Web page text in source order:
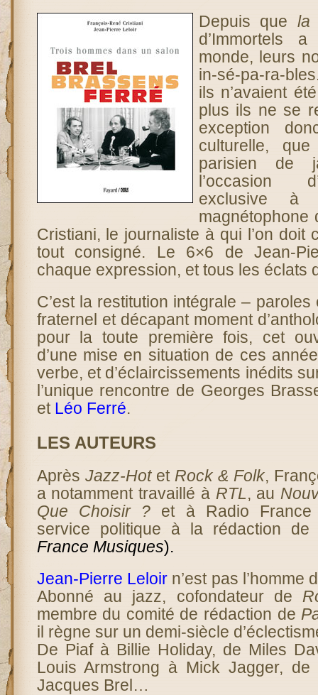
Depuis que la
d’Immortels
monde, leurs
in-sé-pa-ra-
ils n’avaient
plus ils ne se
exception
culturelle,
parisien de
l’occasion
exclusive
magnétophone
Cristiani, le journaliste à qui l’on doit
tout consigné. Le 6×6 de Jean-
chaque expression, et tous les éclats
C’est la restitution intégrale –
fraternel et décapant moment
pour la toute première fois, cet
d’une mise en situation de ces
verbe, et d’éclaircissements inédits
l’unique rencontre de Georges
et Léo Ferré.
LES AUTEURS
Après Jazz-Hotet Rock & Folk,
a notamment travaillé à RTL, au
Que Choisir ? et à Radio France
service politique à la rédaction
France Musiques).
Jean-Pierre Leloirn’est pas l’homme
Abonné au jazz, cofondateur de
membre du comité de rédaction de
il règne sur un demi-siècle
De Piaf à Billie Holiday, de Miles
Louis Armstrong à Mick Jagger,
Jacques Brel…